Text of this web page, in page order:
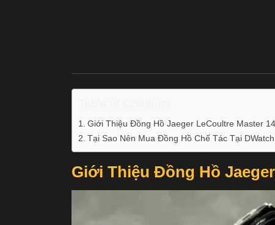
Giới Thiệu Đồng Hồ Jaeger LeCoultre Master
Tại Sao Nên Mua Đồng Hồ Chế Tác Tại
Giới Thiệu Đồng Hồ